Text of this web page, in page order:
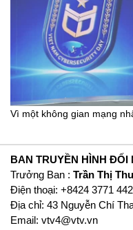
Vì một không gian mạng
BAN TRUYỀN HÌNH ĐỐI
Trưởng Ban : Trần Thị
Ðiện thoại: +8424 3771
Địa chỉ: 43 Nguyễn Chí
Email: vtv4@vtv.vn